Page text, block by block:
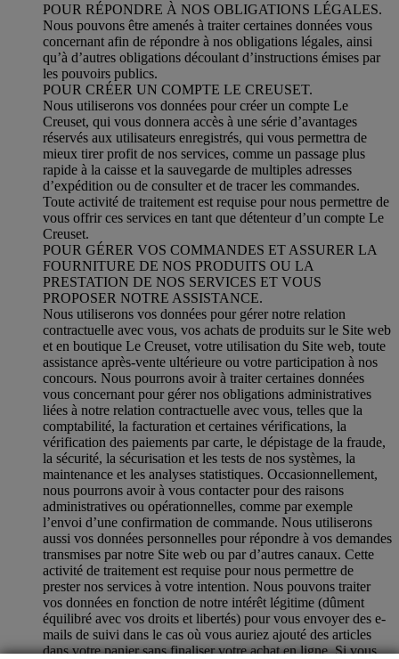
POUR RÉPONDRE À NOS OBLIGATIONS LÉGALES.
Nous pouvons être amenés à traiter certaines données vous
concernant afin de répondre à nos obligations légales, ainsi
qu’à d’autres obligations découlant d’instructions émises par
les pouvoirs publics.
POUR CRÉER UN COMPTE LE CREUSET.
Nous utiliserons vos données pour créer un compte Le
Creuset, qui vous donnera accès à une série d’avantages
réservés aux utilisateurs enregistrés, qui vous permettra de
mieux tirer profit de nos services, comme un passage plus
rapide à la caisse et la sauvegarde de multiples adresses
d’expédition ou de consulter et de tracer les commandes.
Toute activité de traitement est requise pour nous permettre de
vous offrir ces services en tant que détenteur d’un compte Le
Creuset.
POUR GÉRER VOS COMMANDES ET ASSURER LA
FOURNITURE DE NOS PRODUITS OU LA
PRESTATION DE NOS SERVICES ET VOUS
PROPOSER NOTRE ASSISTANCE.
Nous utiliserons vos données pour gérer notre relation
contractuelle avec vous, vos achats de produits sur le Site web
et en boutique Le Creuset, votre utilisation du Site web, toute
assistance après-vente ultérieure ou votre participation à nos
concours. Nous pourrons avoir à traiter certaines données
vous concernant pour gérer nos obligations administratives
liées à notre relation contractuelle avec vous, telles que la
comptabilité, la facturation et certaines vérifications, la
vérification des paiements par carte, le dépistage de la fraude,
la sécurité, la sécurisation et les tests de nos systèmes, la
maintenance et les analyses statistiques. Occasionnellement,
nous pourrons avoir à vous contacter pour des raisons
administratives ou opérationnelles, comme par exemple
l’envoi d’une confirmation de commande. Nous utiliserons
aussi vos données personnelles pour répondre à vos demandes
transmises par notre Site web ou par d’autres canaux. Cette
activité de traitement est requise pour nous permettre de
prester nos services à votre intention. Nous pouvons traiter
vos données en fonction de notre intérêt légitime (dûment
équilibré avec vos droits et libertés) pour vous envoyer des e-
mails de suivi dans le cas où vous auriez ajouté des articles
dans votre panier sans finaliser votre achat en ligne. Si vous